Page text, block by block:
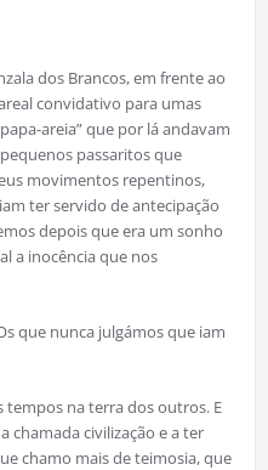
dos Brancos, em frente ao
convidativo para umas
areia” que por lá andavam
passaritos que
movimentos repentinos,
ter servido de antecipação
depois que era um sonho
a inocência que nos
que nunca julgámos que iam
tempos na terra dos outros. E
chamada civilização e a ter
chamo mais de teimosia, que